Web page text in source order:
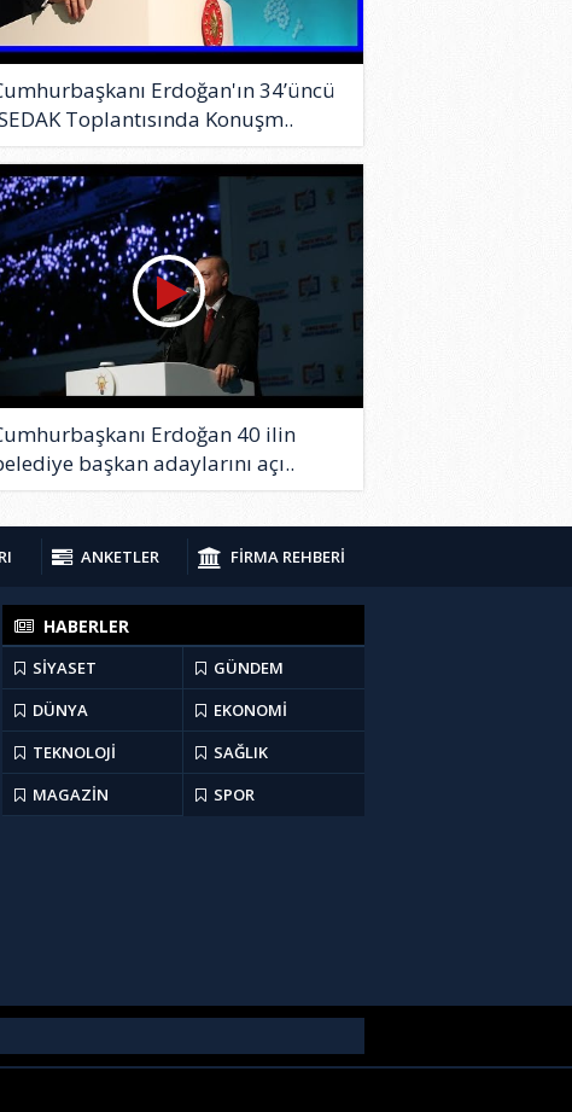
Erdoğan'ın 34’üncü
Toplantısında Konuşm..
Erdoğan 40 ilin
başkan adaylarını açı..
ANKETLER FİRMA REHBERİ
HABERLER
SİYASET
GÜNDEM
DÜNYA
EKONOMİ
TEKNOLOJİ
SAĞLIK
MAGAZİN
SPOR